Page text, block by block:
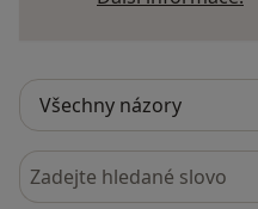
Hledejte v názorech